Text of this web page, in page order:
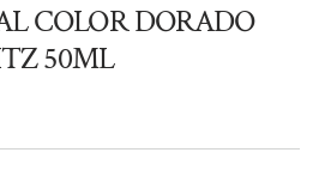
COLOR DORADO
50ML